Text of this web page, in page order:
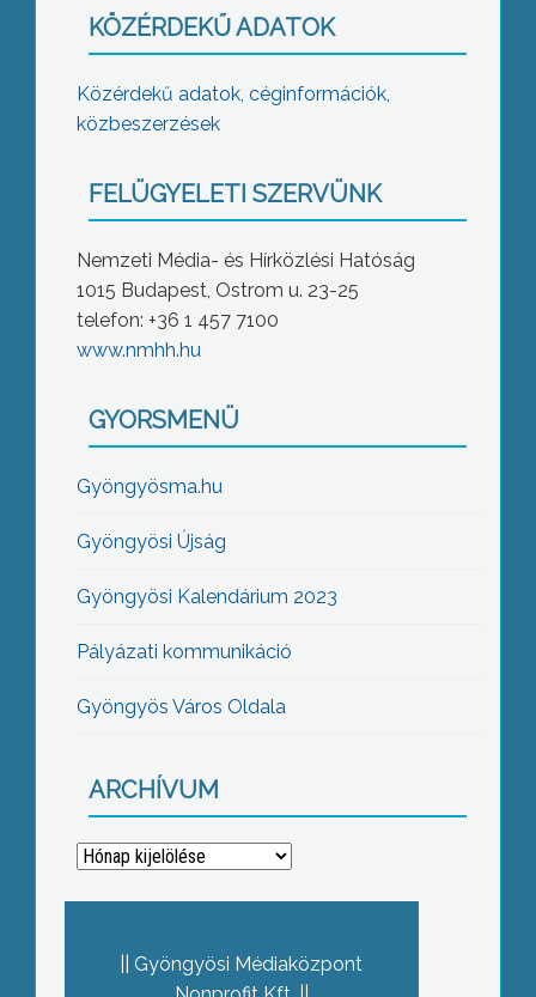
KÖZÉRDEKŰ ADATOK
Közérdekű adatok, céginformációk,
közbeszerzések
FELÜGYELETI SZERVÜNK
Nemzeti Média- és Hírközlési Hatóság
1015 Budapest, Ostrom u. 23-25
telefon: +36 1 457 7100
www.nmhh.hu
GYORSMENÜ
Gyöngyösma.hu
Gyöngyösi Újság
Gyöngyösi Kalendárium 2023
Pályázati kommunikáció
Gyöngyös Város Oldala
ARCHÍVUM
Archívum
Gyöngyösi Médiaközpont